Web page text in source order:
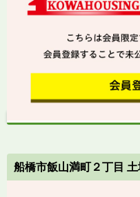
船橋市飯山満町２丁目 土